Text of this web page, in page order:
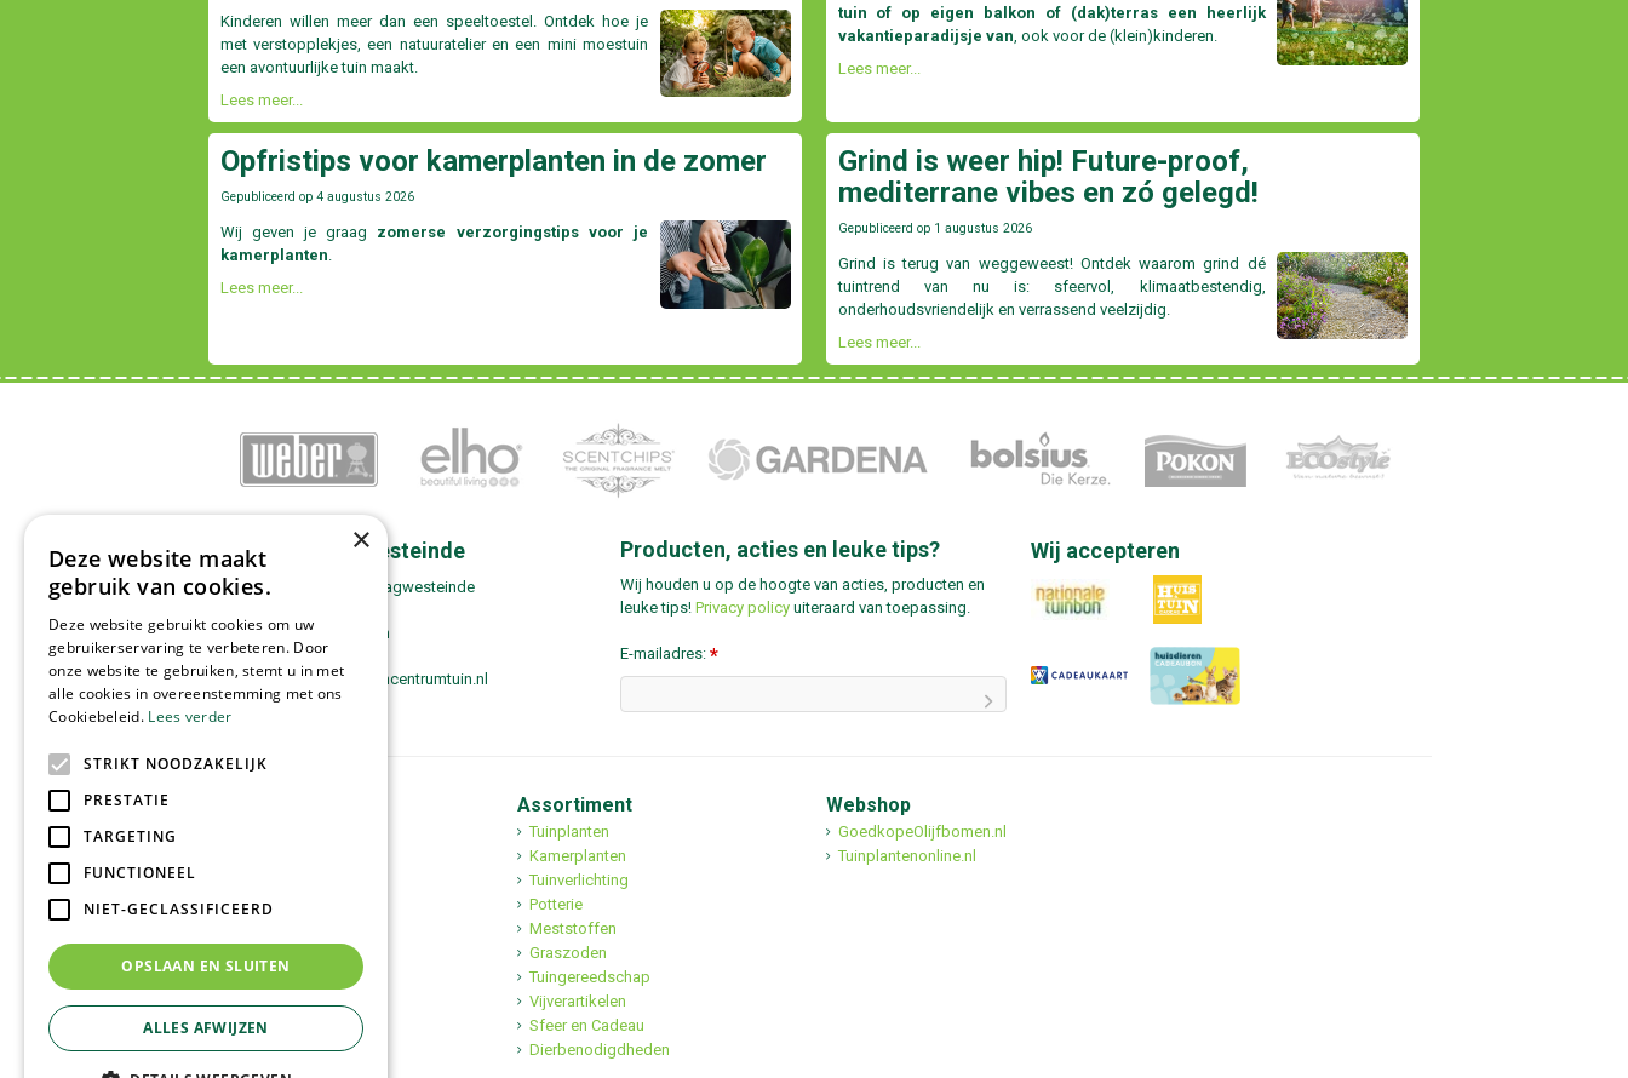
Kinderen willen meer dan een speeltoestel. Ontdek hoe je
met verstopplekjes, een natuuratelier en een mini moestuin
een avontuurlijke tuin maakt.
Lees meer...
tuin of op eigen balkon of (dak)terras een heerlijk
vakantieparadijsje van , ook voor de (klein)kinderen.
Lees meer...
Opfristips voor kamerplanten in de zomer
Gepubliceerd op 4 augustus 2026
Wij geven je graag zomerse verzorgingstips voor je
kamerplanten.
Lees meer...
Grind is weer hip! Future-proof,
mediterrane vibes en zó gelegd!
Gepubliceerd op 1 augustus 2026
Grind is terug van weggeweest! Ontdek waarom grind dé
tuintrend van nu is: sfeervol, klimaatbestendig,
onderhoudsvriendelijk en verrassend veelzijdig.
Lees meer...
Contact Zwaagwesteinde
Tuincentrum Tuin! Zwaagwesteinde
9271 VH De Westereen
0511-443180
zwaagwesteinde@tuincentrumtuin.nl
Producten, acties en leuke tips?
Wij houden u op de hoogte van acties, producten en
leuke tips! Privacy policyuiteraard van toepassing.
E-mailadres: *
Wij accepteren
Kerst
Assortiment
Tuinplanten
Kamerplanten
Tuinverlichting
Potterie
Meststoffen
Graszoden
Tuingereedschap
Vijverartikelen
Sfeer en Cadeau
Dierbenodigdheden
Webshop
GoedkopeOlijfbomen.nl
Tuinplantenonline.nl
×
Deze website maakt
gebruik van cookies.
Deze website gebruikt cookies om uw
gebruikerservaring te verbeteren. Door
onze website te gebruiken, stemt u in met
alle cookies in overeenstemming met ons
Cookiebeleid. Lees verder
STRIKT NOODZAKELIJK
PRESTATIE
TARGETING
FUNCTIONEEL
NIET-GECLASSIFICEERD
OPSLAAN EN SLUITEN
ALLES AFWIJZEN